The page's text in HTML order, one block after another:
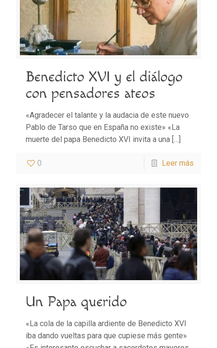
Benedicto XVI y el diálogo
con pensadores ateos
«Agradecer el talante y la audacia de este nuevo
Pablo de Tarso que en España no existe» «La
muerte del papa Benedicto XVI invita a una […]
0 Leer más
Un Papa querido
«La cola de la capilla ardiente de Benedicto XVI
iba dando vueltas para que cupiese más gente»